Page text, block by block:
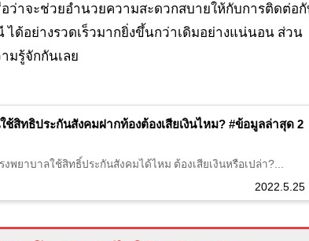
ว่าจะช่วยอำนวยความสะดวกสบายให้กับการติดต่อ
ด้อย่างรวดเร็วมากยิ่งขึ้นกว่าเดิมอย่างแน่นอน ส่วน
มรู้จักกันเลย
ช้สิทธิประกันสังคมฝากท้องต้องเสียเงินไหม? #ข้อมูลล่าสุด 2
2022.5.25
งพยาบาลใช้สิทธิ์ประกันสังคมได้ไหม ต้องเสียเงินหรือเปล่า?...